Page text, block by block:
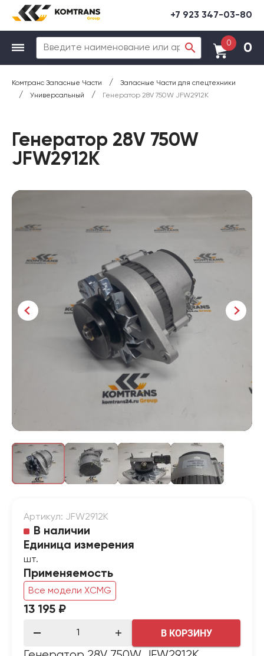
+7 923 347-03-80
0 0
Комтранс Запасные Части / Запасные Части для спецтехники
/ Универсальный / Генератор 28V 750W JFW2912K
Генератор 28V 750W
JFW2912K
Артикул: JFW2912K
В наличии
Единица измерения
шт.
Применяемость
Все модели XCMG
13 195 ₽
В КОРЗИНУ